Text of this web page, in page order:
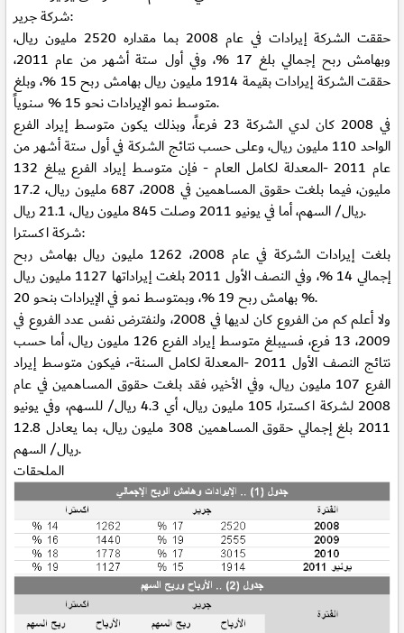
شركة جرير:
حققت الشركة إيرادات في عام 2008 بما مقداره 2520 مليون ريال،
وبهامش ربح إجمالي بلغ 17 %، وفي أول ستة أشهر من عام 2011،
حققت الشركة إيرادات بقيمة 1914 مليون ريال بهامش ربح 15 %، وبلغ
متوسط نمو الإيرادات نحو 15 % سنوياً.
في 2008 كان لدي الشركة 23 فرعاً، وبذلك يكون متوسط إيراد الفرع
الواحد 110 مليون ريال، وعلى حسب نتائج الشركة في أول ستة أشهر من
عام 2011 -المعدلة لكامل العام - فإن متوسط إيراد الفرع يبلغ 132
مليون، فيما بلغت حقوق المساهمين في 2008، 687 مليون ريال، 17.2
ريال/ السهم، أما في يونيو 2011 وصلت 845 مليون ريال، 21.1 ريال.
شركة اكسترا:
بلغت إيرادات الشركة في عام 2008، 1262 مليون ريال بهامش ربح
إجمالي 14 %، وفي النصف الأول 2011 بلغت إيراداتها 1127 مليون ريال
بهامش ربح 19 %، وبمتوسط نمو في الإيرادات بنحو 20 %.
ولا أعلم كم من الفروع كان لديها في 2008، ولنفترض نفس عدد الفروع في
2009، 13 فرع، فسيبلغ متوسط إيراد الفرع 126 مليون ريال، أما حسب
نتائج النصف الأول 2011 -المعدلة لكامل السنة-، فيكون متوسط إيراد
الفرع 107 مليون ريال، وفي الأخير، فقد بلغت حقوق المساهمين في عام
2008 لشركة اكسترا، 105 مليون ريال، أي 4.3 ريال/ للسهم، وفي يونيو
2011 بلغ إجمالي حقوق المساهمين 308 مليون ريال، بما يعادل 12.8
ريال/ السهم.
الملحقات